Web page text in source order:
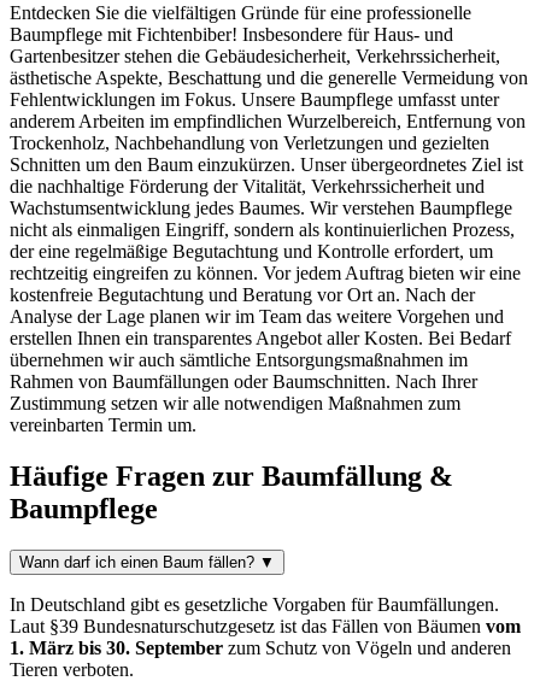
Entdecken Sie die vielfältigen Gründe für eine professionelle
Baumpflege mit Fichtenbiber! Insbesondere für Haus- und
Gartenbesitzer stehen die Gebäudesicherheit, Verkehrssicherheit,
ästhetische Aspekte, Beschattung und die generelle Vermeidung von
Fehlentwicklungen im Fokus. Unsere Baumpflege umfasst unter
anderem Arbeiten im empfindlichen Wurzelbereich, Entfernung von
Trockenholz, Nachbehandlung von Verletzungen und gezielten
Schnitten um den Baum einzukürzen. Unser übergeordnetes Ziel ist
die nachhaltige Förderung der Vitalität, Verkehrssicherheit und
Wachstumsentwicklung jedes Baumes. Wir verstehen Baumpflege
nicht als einmaligen Eingriff, sondern als kontinuierlichen Prozess,
der eine regelmäßige Begutachtung und Kontrolle erfordert, um
rechtzeitig eingreifen zu können. Vor jedem Auftrag bieten wir eine
kostenfreie Begutachtung und Beratung vor Ort an. Nach der
Analyse der Lage planen wir im Team das weitere Vorgehen und
erstellen Ihnen ein transparentes Angebot aller Kosten. Bei Bedarf
übernehmen wir auch sämtliche Entsorgungsmaßnahmen im
Rahmen von Baumfällungen oder Baumschnitten. Nach Ihrer
Zustimmung setzen wir alle notwendigen Maßnahmen zum
vereinbarten Termin um.
Häufige Fragen zur Baumfällung &
Baumpflege
Wann darf ich einen Baum fällen? ▼
In Deutschland gibt es gesetzliche Vorgaben für Baumfällungen.
Laut §39 Bundesnaturschutzgesetz ist das Fällen von Bäumen vom
1. März bis 30. September zum Schutz von Vögeln und anderen
Tieren verboten.